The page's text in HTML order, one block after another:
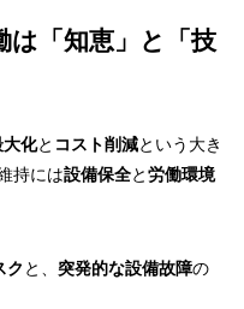
は「知恵」と「技
大化と コスト削減という大き
持には設備保全と労働環境
ク と、 突発的な設備故障の